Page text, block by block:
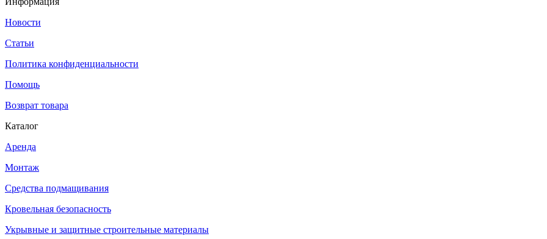
Новости
Статьи
Политика конфиденциальности
Помощь
Возврат товара
Каталог
Аренда
Монтаж
Средства подмащивания
Кровельная безопасность
Укрывные и защитные строительные материалы